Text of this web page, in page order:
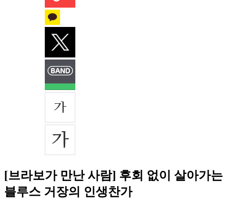
[브라보가 만난 사람] 후회 없이 살아가는
블루스 거장의 인생찬가